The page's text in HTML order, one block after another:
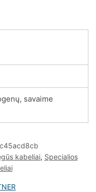
savaime
kabeliai, Specialios